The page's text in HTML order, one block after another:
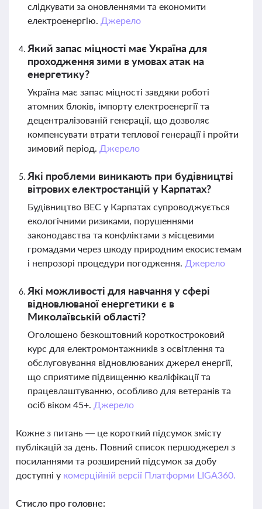
слідкувати за оновленнями та економити
електроенергію. Джерело
Який запас міцності має Україна для
проходження зими в умовах атак на
енергетику?
Україна має запас міцності завдяки роботі
атомних блоків, імпорту електроенергії та
децентралізованій генерації, що дозволяє
компенсувати втрати теплової генерації і пройти
зимовий період. Джерело
Які проблеми виникають при будівництві
вітрових електростанцій у Карпатах?
Будівництво ВЕС у Карпатах супроводжується
екологічними ризиками, порушеннями
законодавства та конфліктами з місцевими
громадами через шкоду природним екосистемам
і непрозорі процедури погодження. Джерело
Які можливості для навчання у сфері
відновлюваної енергетики є в
Миколаївській області?
Оголошено безкоштовний короткостроковий
курс для електромонтажників з освітлення та
обслуговування відновлюваних джерел енергії,
що сприятиме підвищенню кваліфікації та
працевлаштуванню, особливо для ветеранів та
осіб віком 45+. Джерело
Кожне з питань — це короткий підсумок змісту
публікацій за день. Повний список першоджерел з
посиланнями та розширений підсумок за добу
доступні у комерційній версії Платформи LIGA360.
Стисло про головне: